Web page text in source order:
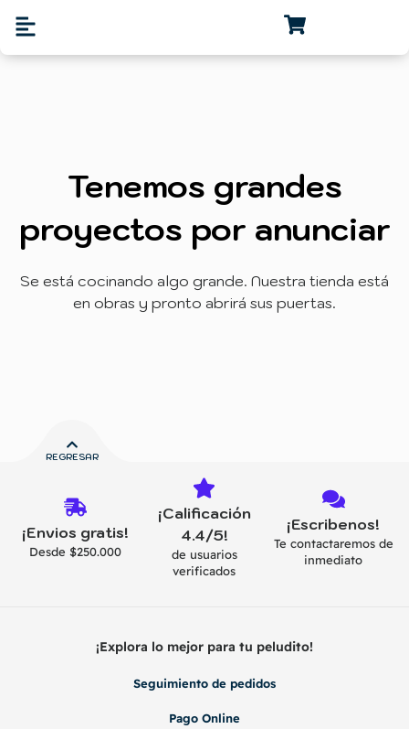
Tenemos grandes
proyectos por anunciar
Se está cocinando algo grande. Nuestra tienda está
en obras y pronto abrirá sus puertas.
REGRESAR
¡Envios gratis!
Desde $250.000
¡Calificación
4.4/5!
de usuarios
verificados
¡Escribenos!
Te contactaremos de
inmediato
¡Explora lo mejor para tu peludito!
Seguimiento de pedidos
Pago Online